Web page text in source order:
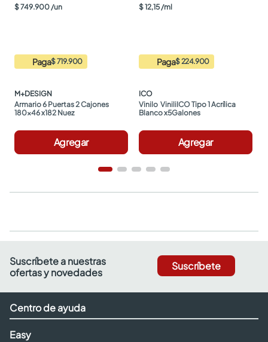
$749.900 /un
Paga$ 719.900
M+DESIGN
Armario 6 Puertas 2 Cajones
180x46 x182 Nuez
Agregar
$12,15 /ml
Paga$ 224.900
ICO
Vinilo  ViniliICO Tipo 1 Acrílica
Blanco x5Galones
Agregar
Suscríbete a nuestras
ofertas y novedades
Suscríbete
Centro de ayuda
Easy